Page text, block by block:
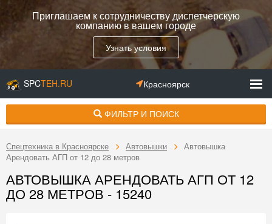
Приглашаем к сотрудничеству диспетчерскую
компанию в вашем городе
Узнать условия
SPCTEH.RU Красноярск
ФИЛЬТР И ПОИСК
Спецтехника в Красноярске Автовышки
Автовышка
Арендовать АГП от 12 до 28 метров
АВТОВЫШКА АРЕНДОВАТЬ АГП ОТ 12
ДО 28 МЕТРОВ - 15240